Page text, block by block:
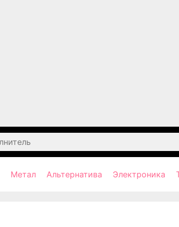
Метал Альтернатива Электроника